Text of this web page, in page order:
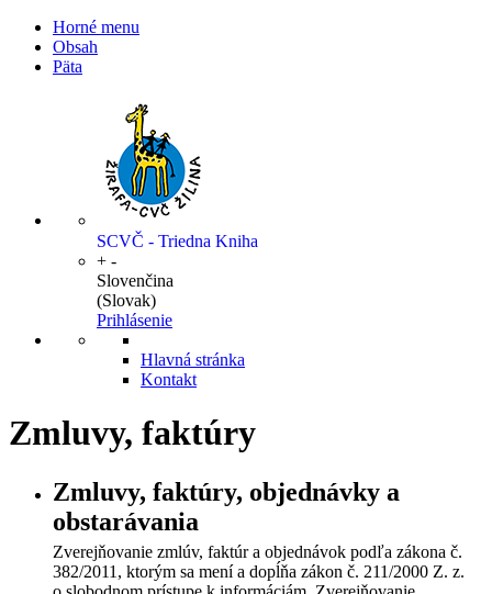
Horné menu
Obsah
Päta
SCVČ - Triedna Kniha
+ -
Slovenčina
(Slovak)
Prihlásenie
Hlavná stránka
Kontakt
Zmluvy, faktúry
Zmluvy, faktúry, objednávky a
obstarávania
Zverejňovanie zmlúv, faktúr a objednávok podľa zákona č.
382/2011, ktorým sa mení a dopĺňa zákon č. 211/2000 Z. z.